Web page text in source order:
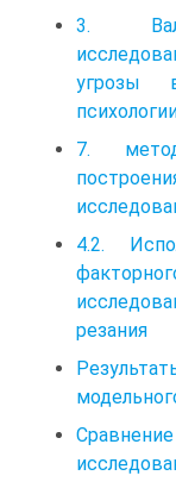
3.
угрозы
7.
4.2.
резания